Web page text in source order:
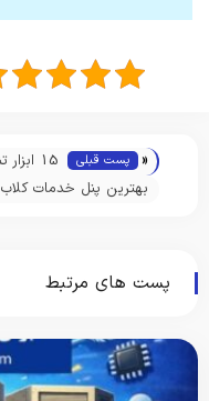
« پست قبلی
15
مشکلاتبهترین پنل خدمات
پست های مرتبط